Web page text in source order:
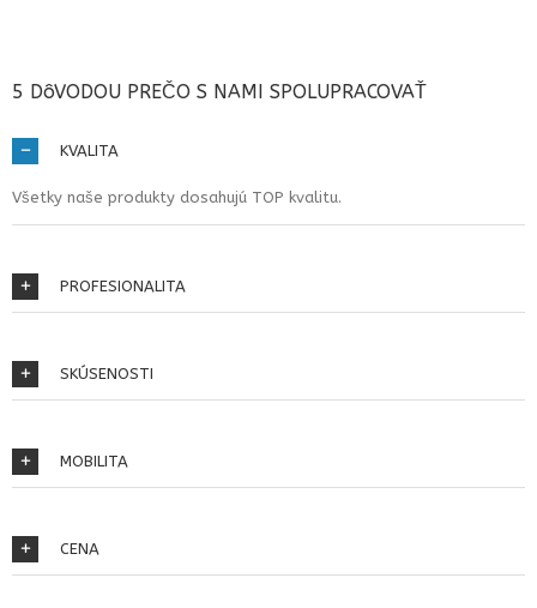
5 DôVODOU PREČO S NAMI SPOLUPRACOVAŤ
KVALITA
Všetky naše produkty dosahujú TOP kvalitu.
PROFESIONALITA
SKÚSENOSTI
MOBILITA
CENA